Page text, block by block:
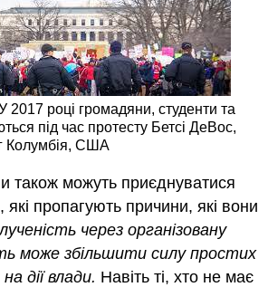
році громадяни, студенти та
під час протесту Бетсі ДеВос,
Колумбія, США
також можуть приєднуватися
які пропагують причини, які вони
через організовану
може збільшити силу простих
дії влади. Навіть ті, хто не має